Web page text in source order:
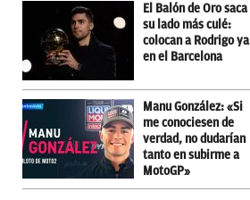
El Balón de Oro saca
su lado más culé:
colocan a Rodrigo ya
en el Barcelona
Manu González: «Si
me conociesen de
verdad, no dudarían
tanto en subirme a
MotoGP»